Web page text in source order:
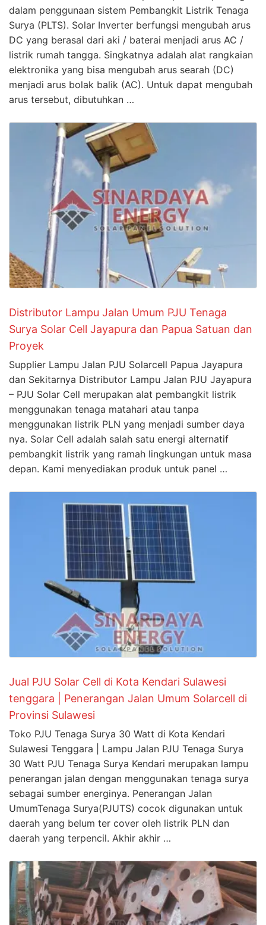
dalam penggunaan sistem Pembangkit Listrik Tenaga
Surya (PLTS). Solar Inverter berfungsi mengubah arus
DC yang berasal dari aki / baterai menjadi arus AC /
listrik rumah tangga. Singkatnya adalah alat rangkaian
elektronika yang bisa mengubah arus searah (DC)
menjadi arus bolak balik (AC). Untuk dapat mengubah
arus tersebut, dibutuhkan …
Distributor Lampu Jalan Umum PJU Tenaga
Surya Solar Cell Jayapura dan Papua Satuan dan
Proyek
Supplier Lampu Jalan PJU Solarcell Papua Jayapura
dan Sekitarnya Distributor Lampu Jalan PJU Jayapura
– PJU Solar Cell merupakan alat pembangkit listrik
menggunakan tenaga matahari atau tanpa
menggunakan listrik PLN yang menjadi sumber daya
nya. Solar Cell adalah salah satu energi alternatif
pembangkit listrik yang ramah lingkungan untuk masa
depan. Kami menyediakan produk untuk panel …
Jual PJU Solar Cell di Kota Kendari Sulawesi
tenggara | Penerangan Jalan Umum Solarcell di
Provinsi Sulawesi
Toko PJU Tenaga Surya 30 Watt di Kota Kendari
Sulawesi Tenggara | Lampu Jalan PJU Tenaga Surya
30 Watt PJU Tenaga Surya Kendari merupakan lampu
penerangan jalan dengan menggunakan tenaga surya
sebagai sumber energinya. Penerangan Jalan
UmumTenaga Surya(PJUTS) cocok digunakan untuk
daerah yang belum ter cover oleh listrik PLN dan
daerah yang terpencil. Akhir akhir …